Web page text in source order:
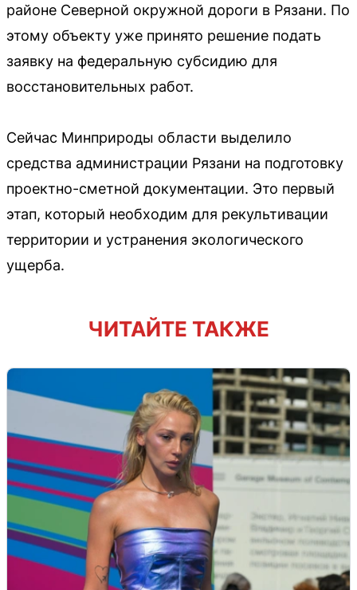
районе Северной окружной дороги в Рязани. По
этому объекту уже принято решение подать
заявку на федеральную субсидию для
восстановительных работ.
Сейчас Минприроды области выделило
средства администрации Рязани на подготовку
проектно-сметной документации. Это первый
этап, который необходим для рекультивации
территории и устранения экологического
ущерба.
ЧИТАЙТЕ ТАКЖЕ